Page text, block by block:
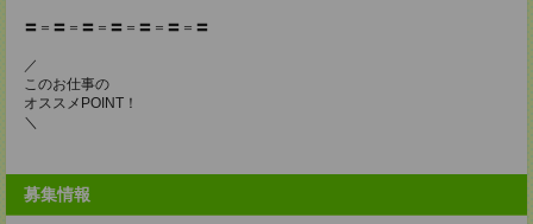
〓＝〓＝〓＝〓＝〓＝〓＝〓
／
このお仕事の
オススメPOINT！
＼
募集情報